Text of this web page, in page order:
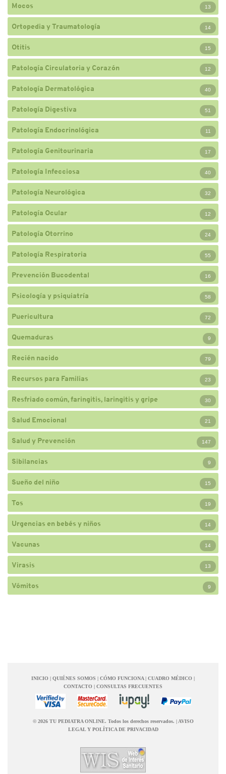
Mocos 13
Ortopedia y Traumatología 14
Otitis 15
Patología Circulatoria y Corazón 12
Patología Dermatológica 40
Patología Digestiva 51
Patología Endocrinológica 11
Patología Genitourinaria 17
Patología Infecciosa 40
Patología Neurológica 32
Patología Ocular 12
Patología Otorrino 24
Patología Respiratoria 55
Prevención Bucodental 16
Psicología y psiquiatría 58
Puericultura 72
Quemaduras 9
Recién nacido 79
Recursos para Familias 23
Resfriado común, faringitis, laringitis y gripe 30
Salud Emocional 21
Salud y Prevención 147
Sibilancias 9
Sueño del niño 15
Tos 19
Urgencias en bebés y niños 14
Vacunas 14
Virasis 13
Vómitos 9
INICIO | QUIÉNES SOMOS | CÓMO FUNCIONA | CUADRO MÉDICO |
CONTACTO | CONSULTAS FRECUENTES
© 2026 TU PEDIATRA ONLINE. Todos los derechos reservados. | AVISO
LEGAL Y POLÍTICA DE PRIVACIDAD